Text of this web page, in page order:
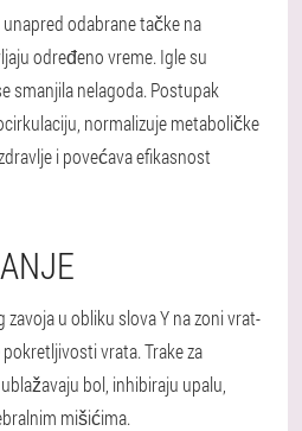
odabrane tačke na
određeno vreme. Igle su
smanjila nelagoda. Postupak
normalizuje metaboličke
i povećava efikasnost
u obliku slova Y na zoni vrat-
vrata. Trake za
bol, inhibiraju upalu,
mišićima.